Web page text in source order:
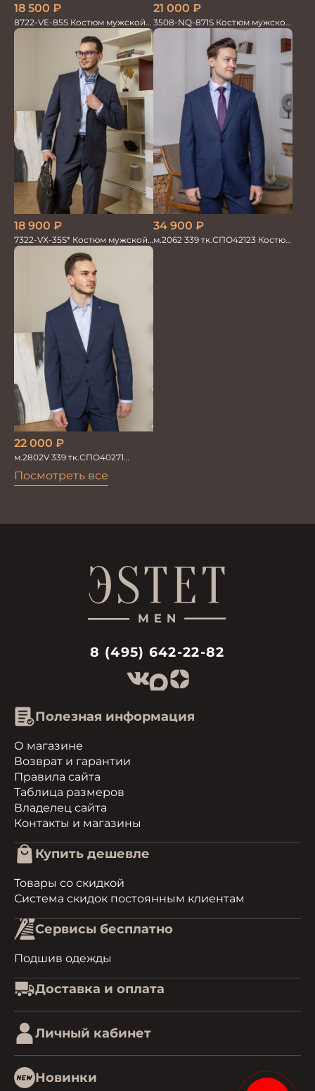
Посмотреть все
18 500 ₽
8722-VE-85S Костюм мужской
двойка
21 000 ₽
3508-NQ-871S Костюм мужской
двойка со льном в елочку
18 900 ₽
7322-VX-35S* Костюм мужской
двойка
34 900 ₽
м.2062 339 тк.СПО42123 Костюм
22 000 ₽
м.2802V 339 тк.СПО40271
Костюм мужской
8 (495) 642-22-82
Полезная информация
О магазине
Возврат и гарантии
Правила сайта
Таблица размеров
Владелец сайта
Контакты и магазины
Купить дешевле
Товары со скидкой
Система скидок постоянным клиентам
Сервисы бесплатно
Подшив одежды
Доставка и оплата
Личный кабинет
Новинки